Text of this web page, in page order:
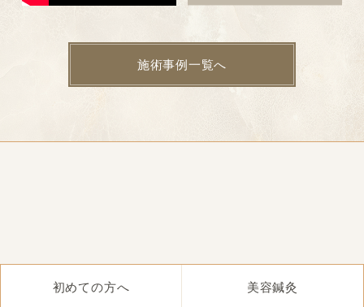
施術事例一覧へ
初めての方へ 美容鍼灸